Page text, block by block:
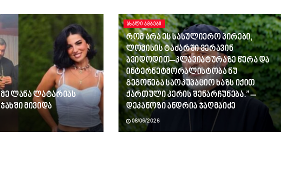
ლანა ლატარიას
მივიდა
ᲐᲮᲐᲚᲘ ᲐᲛᲑᲔᲑᲘ
რომ არა ეს სასულიერო პირები,
ლომისის ტაძარში ვერავინ
ავიდოდით–კლავიატურაზე წერა და
ინტერნეტმორალისტობა ნუ
გეგონება საოკუპაციო ხაზს იქით
ქართული კერის შენარჩუნება.” –
დეკანოზი ანდრია ჯაღმაიძე
08/06/2026